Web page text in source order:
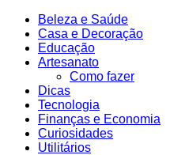
Beleza e Saúde
Casa e Decoração
Educação
Artesanato
Como fazer
Dicas
Tecnologia
Finanças e Economia
Curiosidades
Utilitários